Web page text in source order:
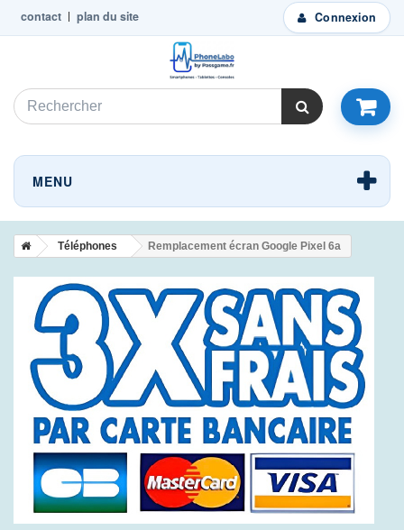
Connexion
contact plan du site
MENU
Téléphones Remplacement écran Google Pixel 6a